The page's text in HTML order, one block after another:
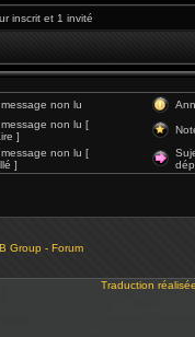
inscrit et 1 invité
non lu
non lu [
]
non lu [
]
Group - Forum
Traduction